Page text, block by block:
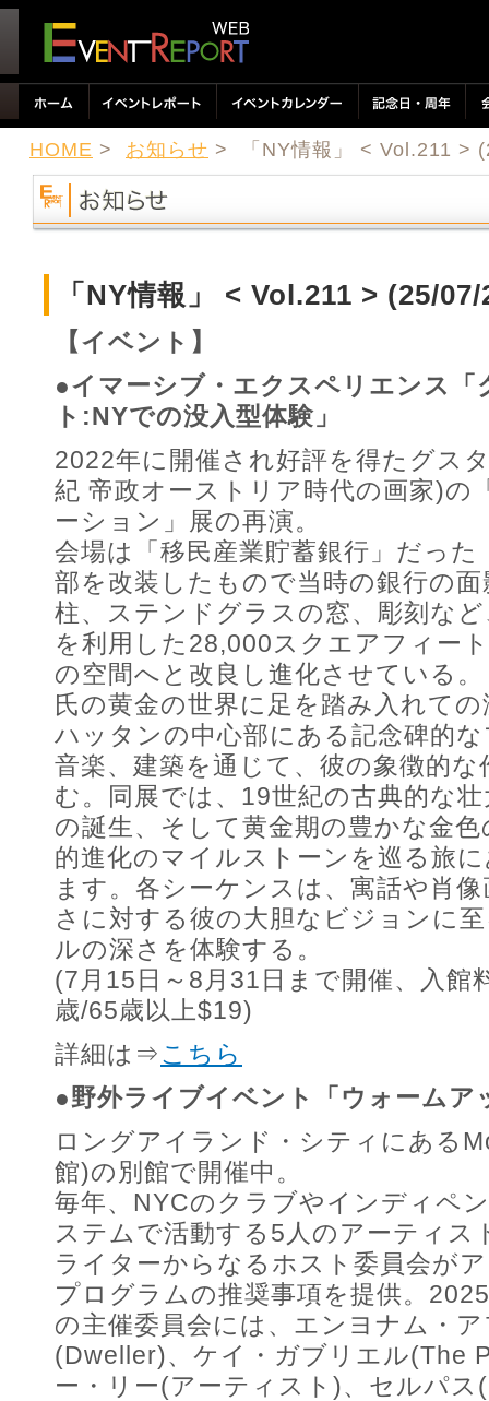
HOME > お知らせ > 「NY情報」 < Vol.211 >
「NY情報」 < Vol.211 > (25/
【イベント】
●イマーシブ・エクスペリエンス「
ト:NYでの没入型体験」
2022年に開催され好評を得たグス
紀 帝政オーストリア時代の画家)の
ーション」展の再演。
会場は「移民産業貯蓄銀行」だっ
部を改装したもので当時の銀行の
柱、ステンドグラスの窓、彫刻な
を利用した28,000スクエアフィー
の空間へと改良し進化させている。
氏の黄金の世界に足を踏み入れて
ハッタンの中心部にある記念碑的
音楽、建築を通じて、彼の象徴的
む。同展では、19世紀の古典的な
の誕生、そして黄金期の豊かな金
的進化のマイルストーンを巡る旅
ます。各シーケンスは、寓話や肖
さに対する彼の大胆なビジョンに
ルの深さを体験する。
(7月15日～8月31日まで開催、入館
歳/65歳以上$19)
詳細は⇒こちら
●野外ライブイベント「ウォームア
ロングアイランド・シティにある
館)の別館で開催中。
毎年、NYCのクラブやインディペ
ステムで活動する5人のアーティス
ライターからなるホスト委員会が
プログラムの推奨事項を提供。
の主催委員会には、エンヨナム・
(Dweller)、ケイ・ガブリエル(The
ー・リー(アーティスト)、セルパ